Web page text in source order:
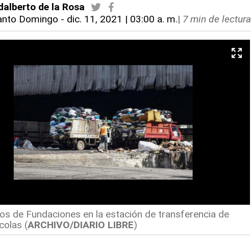
de la Rosa
Domingo - dic. 11, 2021 | 03:00 a. m.| 7 min de lectura
de Fundaciones en la estación de transferencia de
(ARCHIVO/DIARIO LIBRE)